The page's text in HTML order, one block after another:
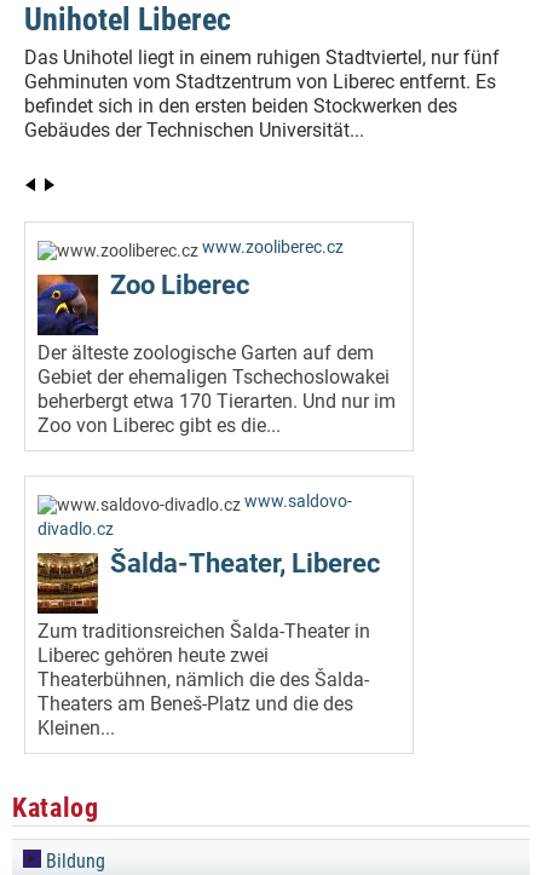
Unihotel Liberec
Das Unihotel liegt in einem ruhigen Stadtviertel, nur fünf
Gehminuten vom Stadtzentrum von Liberec entfernt. Es
befindet sich in den ersten beiden Stockwerken des
Gebäudes der Technischen Universität...
www.zooliberec.cz
Zoo Liberec
Der älteste zoologische Garten auf dem
Gebiet der ehemaligen Tschechoslowakei
beherbergt etwa 170 Tierarten. Und nur im
Zoo von Liberec gibt es die...
www.saldovo-
divadlo.cz
Šalda-Theater, Liberec
Zum traditionsreichen Šalda-Theater in
Liberec gehören heute zwei
Theaterbühnen, nämlich die des Šalda-
Theaters am Beneš-Platz und die des
Kleinen...
Katalog
Bildung